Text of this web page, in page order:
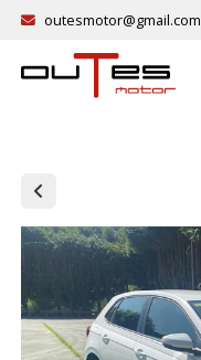
outesmotor@gmail.com